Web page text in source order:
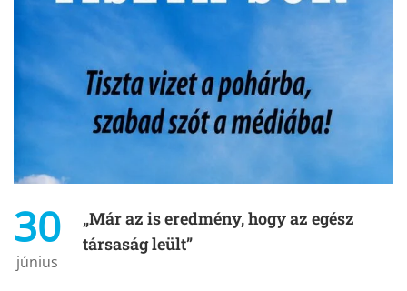
30
június
„Már az is eredmény, hogy az egész
társaság leült”